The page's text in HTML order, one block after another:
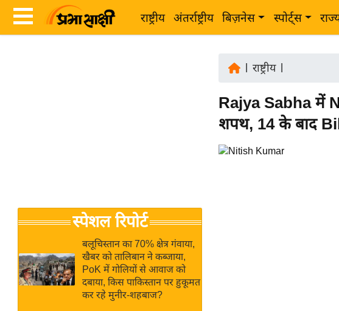
राष्ट्रीय अंतर्राष्ट्रीय बिज़नेस स्पोर्ट्स
Breaking
News in
Hindi
जगत
राय
बजट
स्पेशल रिपोर्ट
बलूचिस्तान का 70% क्षेत्र गंवाया,
खैबर को तालिबान ने कब्जाया,
PoK में गोलियों से आवाज को
दबाया, किस पाकिस्तान पर हुकूमत
कर रहे मुनीर-शहबाज?
राष्ट्रीय|
Rajya Sabha में
शपथ, 14 के बाद